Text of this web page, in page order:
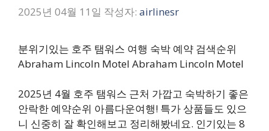
2025년 04월 11일 작성자: airlinesr
분위기있는 호주 탬워스 여행 숙박 예약 검색순위
Abraham Lincoln Motel Abraham Lincoln Motel
2025년 4월 호주 탬워스 근처 가깝고 숙박하기 좋은
안락한 예약순위 아름다운여행! 특가 상품들도 있으
니 신중히 잘 확인해보고 정리해봤네요. 인기있는 8